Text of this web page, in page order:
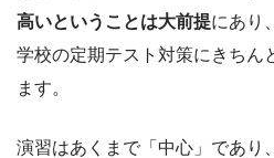
高いということは大前提にあり
学校の定期テスト対策にきちん
ます。
演習はあくまで「中心」であり